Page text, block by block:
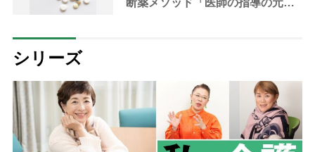
断薬メソッド「医師の指導の元、
シリーズ